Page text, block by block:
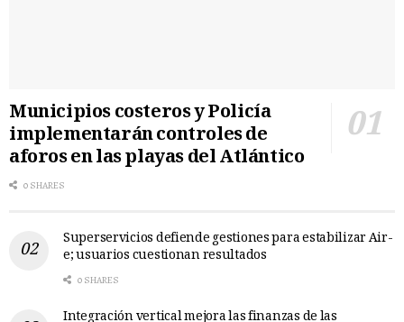
Municipios costeros y Policía
implementarán controles de
aforos en las playas del Atlántico
0 SHARES
Superservicios defiende gestiones para estabilizar Air-
e; usuarios cuestionan resultados
0 SHARES
Integración vertical mejora las finanzas de las